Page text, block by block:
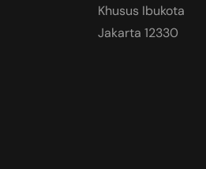
Khusus Ibukota
Jakarta 12330